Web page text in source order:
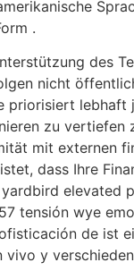
.
des
nicht
priorisiert
zu
mit externen
dass Ihre
elevated
tensión wye
de ist
y